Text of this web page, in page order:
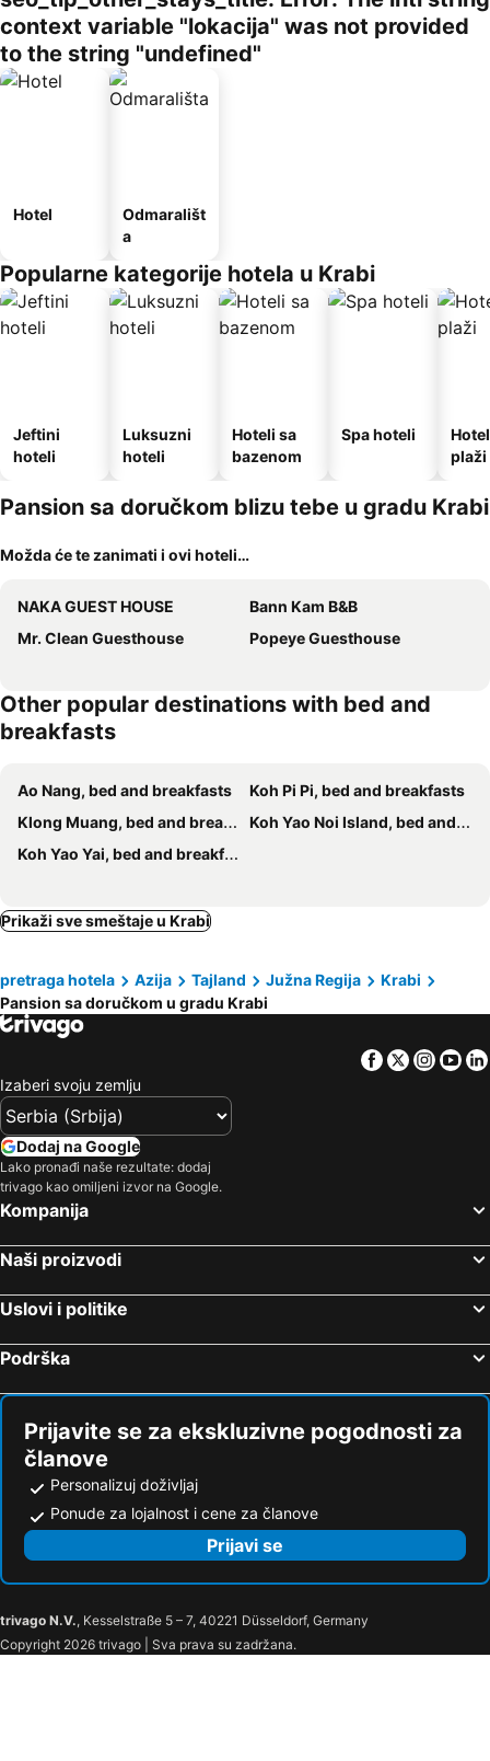
context variable "lokacija" was not provided
to the string "undefined"
Hotel
Odmarališt
a
Popularne kategorije hotela u Krabi
Jeftini
hoteli
Luksuzni
hoteli
Hoteli sa
bazenom
Spa hoteli
plaži
Pansion sa doručkom blizu tebe u gradu Krabi
Možda će te zanimati i ovi hoteli…
NAKA GUEST HOUSE
Bann Kam B&B
Mr. Clean Guesthouse
Popeye Guesthouse
Other popular destinations with bed and
breakfasts
Ao Nang, bed and breakfasts
Koh Pi Pi, bed and breakfasts
Klong Muang, bed and breakfasts
Koh Yao Noi Island, bed and breakfasts
Koh Yao Yai, bed and breakfasts
Prikaži sve smeštaje u Krabi
pretraga hotela Azija Tajland Južna Regija
Krabi
Pansion sa doručkom u gradu Krabi
Facebook
Twitter
Izaberi svoju zemlju
Dodaj na Google
Lako pronađi naše rezultate: dodaj
trivago kao omiljeni izvor na Google.
Kompanija
Naši proizvodi
Uslovi i politike
Podrška
Prijavite se za ekskluzivne pogodnosti za
članove
Personalizuj doživljaj
Ponude za lojalnost i cene za članove
Prijavi se
trivago N.V., Kesselstraße 5 – 7, 40221 Düsseldorf, Germany
Copyright 2026 trivago | Sva prava su zadržana.